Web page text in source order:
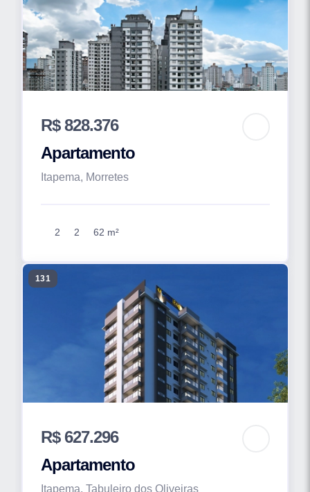
R$ 828.376
Apartamento
Itapema, Morretes
2 2 62 m²
131
R$ 627.296
Apartamento
Itapema, Tabuleiro dos Oliveiras